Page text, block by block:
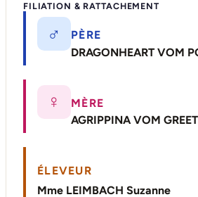
FILIATION & RATTACHEMENT
♂
PÈRE
DRAGONHEART VOM
♀
MÈRE
AGRIPPINA VOM
ÉLEVEUR
Mme LEIMBACH Suzanne